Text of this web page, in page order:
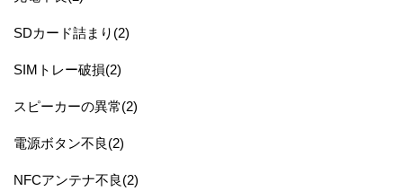
SDカード詰まり(2)
SIMトレー破損(2)
スピーカーの異常(2)
電源ボタン不良(2)
NFCアンテナ不良(2)